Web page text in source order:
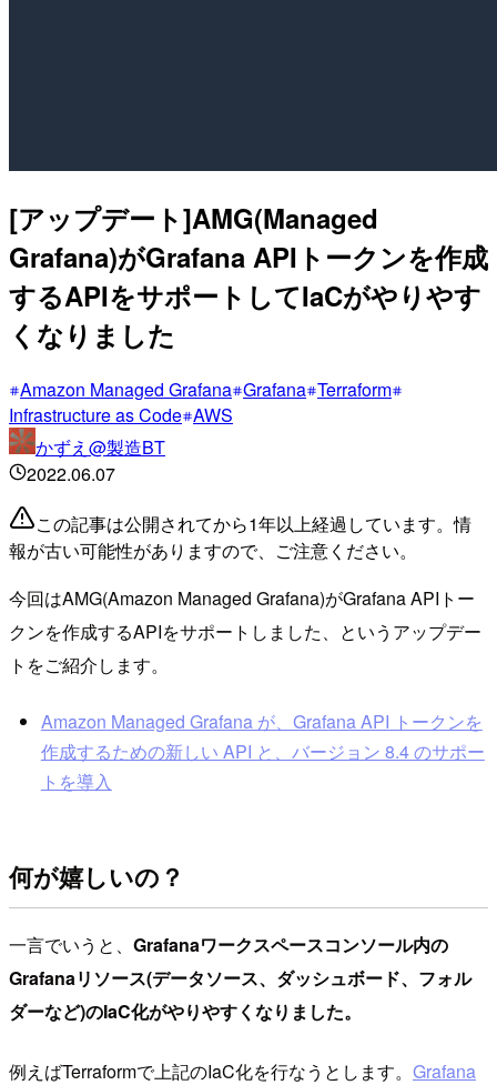
[アップデート]AMG(Managed
Grafana)がGrafana APIトークンを作成
するAPIをサポートしてIaCがやりやす
くなりました
Amazon Managed Grafana Grafana Terraform
Infrastructure as Code AWS
かずえ@製造BT
2022.06.07
この記事は公開されてから1年以上経過しています。情
報が古い可能性がありますので、ご注意ください。
今回はAMG(Amazon Managed Grafana)がGrafana APIトー
クンを作成するAPIをサポートしました、というアップデー
トをご紹介します。
Amazon Managed Grafana が、Grafana API トークンを
作成するための新しい API と、バージョン 8.4 のサポー
トを導入
何が嬉しいの？
一言でいうと、 Grafanaワークスペースコンソール内の
Grafanaリソース(データソース、ダッシュボード、フォル
ダーなど)のIaC化がやりやすくなりました。
例えばTerraformで上記のIaC化を行なうとします。 Grafana